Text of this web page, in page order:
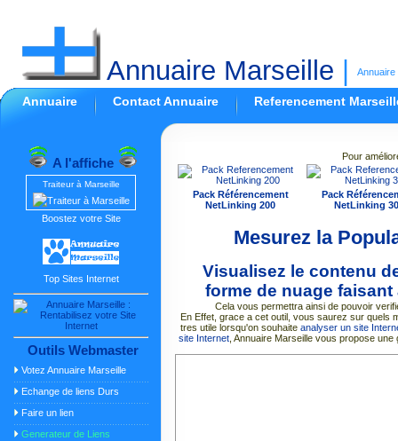
Annuaire Marseille Annuaire
Annuaire Contact Annuaire Referencement
A l'affiche
Traiteur à Marseille
Boostez votre Site
Top Sites Internet
Outils Webmaster
Votez Annuaire Marseille
Echange de liens Durs
Faire un lien
Generateur de Liens
Pour
Pack Référencement
NetLinking 200
Pack
NetLinking
Mesurez la
Visualisez le contenu
forme de nuage
Cela vous permettra ainsi de pouvoir
En Effet, grace a cet outil, vous saurez sur quels
tres utile lorsqu'on souhaite analyser un site
site Internet, Annuaire Marseille vous propose